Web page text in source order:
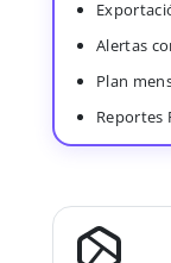
Alertas
Plan
Reportes